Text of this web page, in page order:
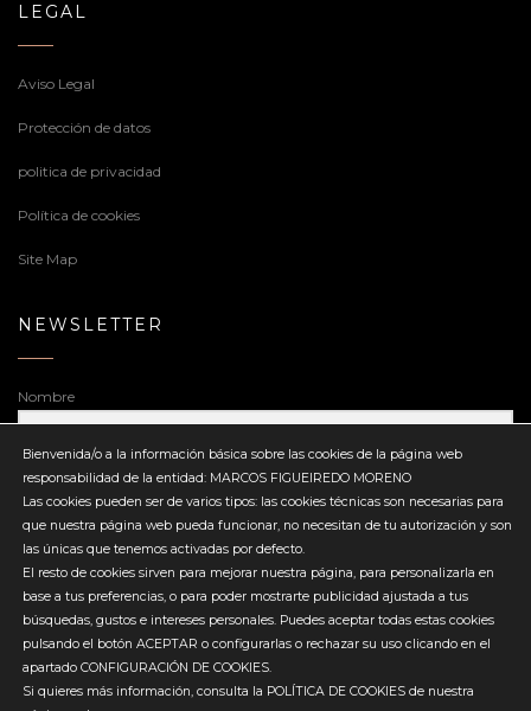
LEGAL
Aviso Legal
Protección de datos
politica de privacidad
Política de cookies
Site Map
NEWSLETTER
Nombre
Dirección de correo electrónico
Enviar
Bienvenida/o a la información básica sobre las cookies de la página web
responsabilidad de la entidad: MARCOS FIGUEIREDO MORENO
Las cookies pueden ser de varios tipos: las cookies técnicas son necesarias para
que nuestra página web pueda funcionar, no necesitan de tu autorización y son
las únicas que tenemos activadas por defecto.
El resto de cookies sirven para mejorar nuestra página, para personalizarla en
base a tus preferencias, o para poder mostrarte publicidad ajustada a tus
búsquedas, gustos e intereses personales. Puedes aceptar todas estas cookies
pulsando el botón ACEPTAR o configurarlas o rechazar su uso clicando en el
apartado CONFIGURACIÓN DE COOKIES.
Si quieres más información, consulta la POLÍTICA DE COOKIES de nuestra